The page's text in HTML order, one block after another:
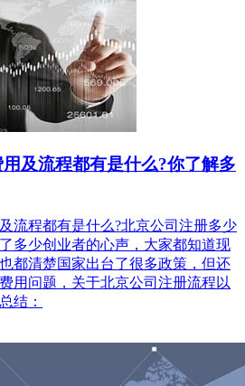
及流程都有是什么?你了解多
流程都有是什么?北京公司注册多少
多少创业者的心声，大家都知道现
都清楚国家出台了很多政策，但还
用问题，关于北京公司注册流程以
结：